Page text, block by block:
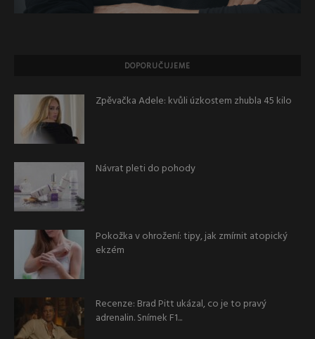
DOPORUČUJEME
Zpěvačka Adele: kvůli úzkostem zhubla 45 kilo
Návrat pleti do pohody
Pokožka v ohrožení: tipy, jak zmírnit atopický
ekzém
Recenze: Brad Pitt ukázal, co je to pravý
adrenalin. Snímek F1...